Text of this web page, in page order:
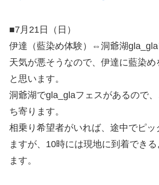
■7月21日（日）
伊達（藍染め体験）⇔洞爺湖gla_gla
天気が悪そうなので、伊達に藍染め
と思います。
洞爺湖でgla_glaフェスがあるので
ち寄ります。
相乗り希望者がいれば、途中でピッ
ますが、10時には現地に到着でき
ます。